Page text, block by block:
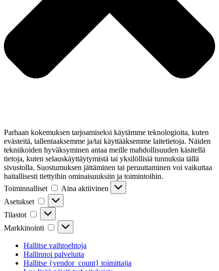
Parhaan kokemuksen tarjoamiseksi käytämme teknologioita, kuten
evästeitä, tallentaaksemme ja/tai käyttääksemme laitetietoja. Näiden
tekniikoiden hyväksyminen antaa meille mahdollisuuden käsitellä
tietoja, kuten selauskäyttäytymistä tai yksilöllisiä tunnuksia tällä
sivustolla. Suostumuksen jättäminen tai peruuttaminen voi vaikuttaa
haitallisesti tiettyihin ominaisuuksiin ja toimintoihin.
Toiminnalliset
Toiminnalliset
Aina aktiivinen
Asetukset
Asetukset
Tilastot Tilastot
Markkinointi Markkinointi
Hallitse vaihtoehtoja
Hallinnoi palveluita
Hallitse {vendor_count} toimittajia